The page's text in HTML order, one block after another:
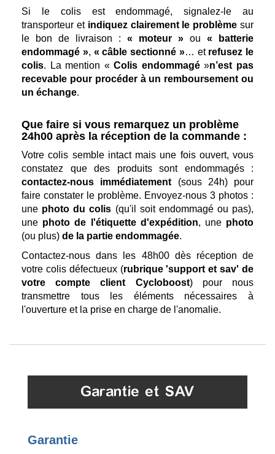
Si le colis est endommagé, signalez-le au
transporteur et indiquez clairement le problème sur
le bon de livraison : « moteur » ou « batterie
endommagé », « câble sectionné »… et refusez le
colis. La mention «Colis endommagé»n’est pas
recevable pour procéder à un remboursement ou
un échange.
Que faire si vous remarquez un problème
24h00 après la réception de la commande :
Votre colis semble intact mais une fois ouvert, vous
constatez que des produits sont endommagés :
contactez-nous immédiatement (sous 24h) pour
faire constater le problème. Envoyez-nous 3 photos :
une photo du colis (qu'il soit endommagé ou pas),
une photo de l'étiquette d'expédition, une photo
(ou plus) de la partie endommagée.
Contactez-nous dans les 48h00 dès réception de
votre colis défectueux (rubrique 'support et sav' de
votre compte client Cycloboost) pour nous
transmettre tous les éléments nécessaires à
l'ouverture et la prise en charge de l'anomalie.
Garantie et SAV
Garantie